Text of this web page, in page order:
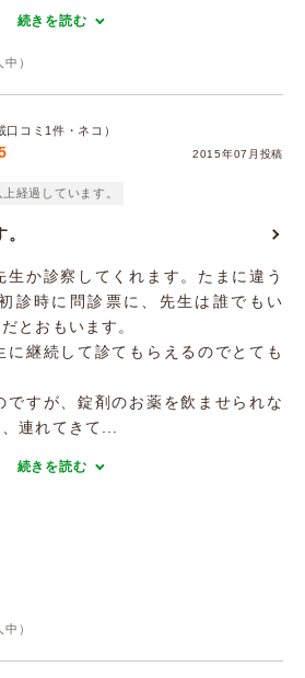
続きを読む
中）
口コミ1件・ネコ）
2015年07月投稿
経過しています。
生か診察してくれます。たまに違う
診時に問診票に、先生は誰でもい
とおもいます。
に継続して診てもらえるのでとても
ですが、錠剤のお薬を飲ませられな
連れてきて...
続きを読む
中）